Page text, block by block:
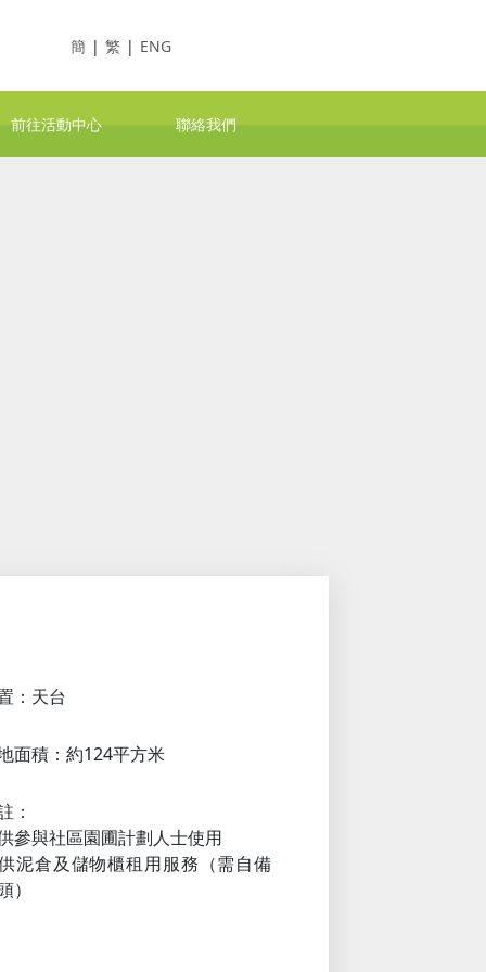
簡 | 繁 | ENG
前往活動中心 聯絡我們
：天台
面積：約124平方米
：
參與社區園圃計劃人士使用
泥倉及儲物櫃租用服務（需自備
）